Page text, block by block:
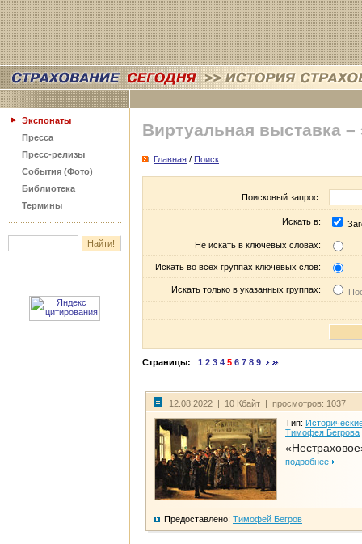
Экспонаты
Пресса
Пресс-релизы
События (Фото)
Библиотека
Термины
Виртуальная выставка –
Главная / Поиск
Поисковый запрос:
Искать в:
Не искать в ключевых словах:
Искать во всех группах ключевых слов:
Искать только в указанных группах:
Страницы: 1 2 3 4 5 6 7 8 9
12.08.2022 | 10 Кбайт | просмотров: 1037
Тип:
Тимофея Бегрова
подробнее
Предоставлено: Тимофей Бегров